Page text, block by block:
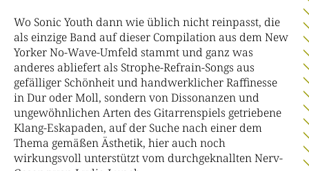
Wo Sonic Youth dann wie üblich nicht reinpasst, die
als einzige Band auf dieser Compilation aus dem New
Yorker No-Wave-Umfeld stammt und ganz was
anderes abliefert als Strophe-Refrain-Songs aus
gefälliger Schönheit und handwerklicher Raffinesse
in Dur oder Moll, sondern von Dissonanzen und
ungewöhnlichen Arten des Gitarrenspiels getriebene
Klang-Eskapaden, auf der Suche nach einer dem
Thema gemäßen Ästhetik, hier auch noch
wirkungsvoll unterstützt vom durchgeknallten Nerv-